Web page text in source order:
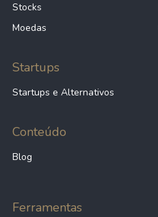
Stocks
Moedas
Startups
Startups e Alternativos
Conteúdo
Blog
Ferramentas